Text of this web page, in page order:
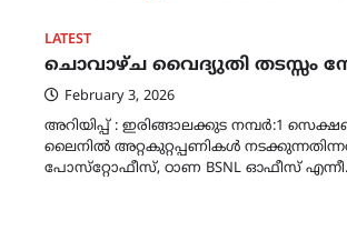
LATEST
ചൊവാഴ്ച വൈദ്യുതി തടസ്സം
February 3, 2026
അറിയിപ്പ് : ഇരിങ്ങാലക്കുട നമ്പർ:1
ലൈനിൽ അറ്റകുറ്റപ്പണികൾ
പോസ്‌റ്റോഫീസ്, ഠാണ BSNL ഓഫീസ്